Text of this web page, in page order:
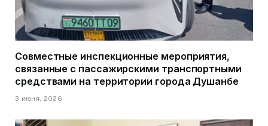
Совместные инспекционные мероприятия,
связанные с пассажирскими транспортными
средствами на территории города Душанбе
3 июня, 2026